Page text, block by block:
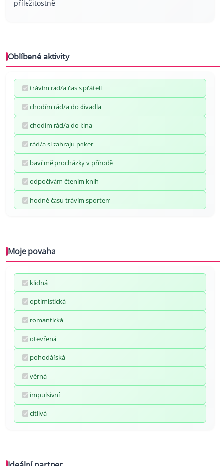
příležitostně
Oblíbené aktivity
trávím rád/a čas s přáteli
chodím rád/a do divadla
chodím rád/a do kina
rád/a si zahraju poker
baví mě procházky v přírodě
odpočívám čtením knih
hodně času trávím sportem
Moje povaha
klidná
optimistická
romantická
otevřená
pohodářská
věrná
impulsivní
citlivá